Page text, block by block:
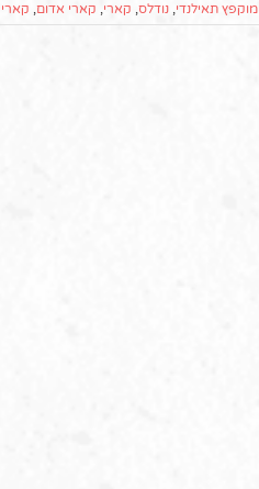
מוקפץ תאילנדי נודלס קארי קארי אדום קארי